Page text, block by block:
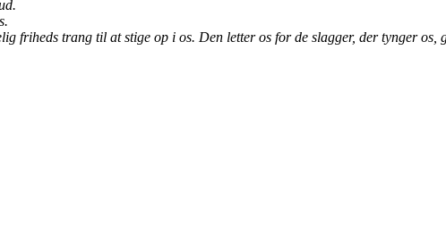
friheds trang til at stige op i os. Den letter os for de slagger, der tynger os,